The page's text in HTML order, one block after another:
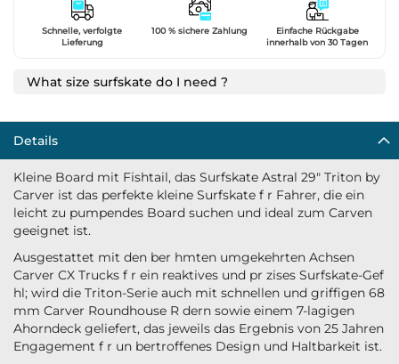
Schnelle, verfolgte
Lieferung
100 % sichere Zahlung
Einfache Rückgabe
innerhalb von 30 Tagen
What size surfskate do I need ?
Details
Kleine Board mit Fishtail, das Surfskate Astral 29" Triton by
Carver ist das perfekte kleine Surfskate f r Fahrer, die ein
leicht zu pumpendes Board suchen und ideal zum Carven
geeignet ist.
Ausgestattet mit den ber hmten umgekehrten Achsen
Carver CX Trucks f r ein reaktives und pr zises Surfskate-Gef
hl; wird die Triton-Serie auch mit schnellen und griffigen 68
mm Carver Roundhouse R dern sowie einem 7-lagigen
Ahorndeck geliefert, das jeweils das Ergebnis von 25 Jahren
Engagement f r un bertroffenes Design und Haltbarkeit ist.